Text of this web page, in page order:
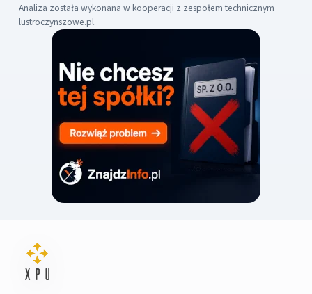
Analiza została wykonana w kooperacji z zespołem technicznym
lustroczynszowe.pl.